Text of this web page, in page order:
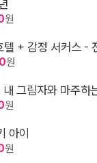
원
텔 + 감정 서커스 -
원
그림자와 마주하
원
아이
원